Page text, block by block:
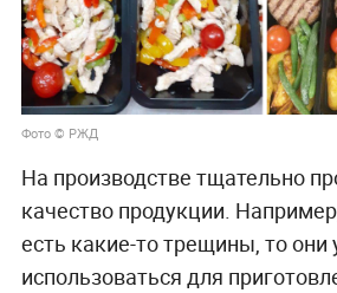
Фото © РЖД
На производстве тщательно
качество продукции.
есть какие-то трещины, то они
использоваться для